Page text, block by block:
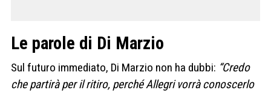
Le parole di Di Marzio
Sul futuro immediato, Di Marzio non ha dubbi: “Credo
che partirà per il ritiro, perché Allegri vorrà conoscerlo